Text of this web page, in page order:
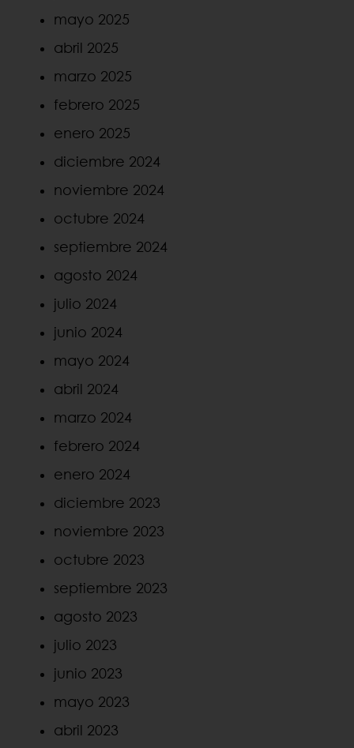
mayo 2025
abril 2025
marzo 2025
febrero 2025
enero 2025
diciembre 2024
noviembre 2024
octubre 2024
septiembre 2024
agosto 2024
julio 2024
junio 2024
mayo 2024
abril 2024
marzo 2024
febrero 2024
enero 2024
diciembre 2023
noviembre 2023
octubre 2023
septiembre 2023
agosto 2023
julio 2023
junio 2023
mayo 2023
abril 2023